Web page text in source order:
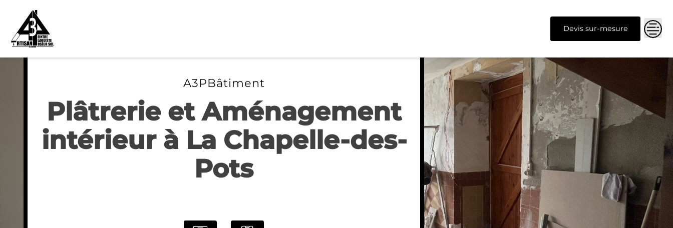
content
Devis sur-mesure
A3PBâtiment
Plâtrerie et Aménagement
intérieur à La Chapelle-des-
Pots